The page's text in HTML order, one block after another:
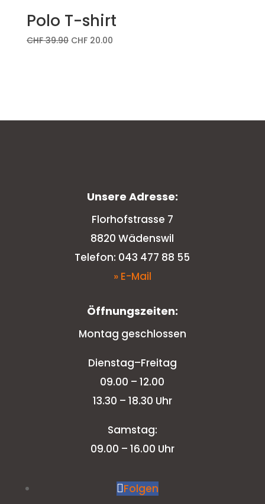
Polo T-shirt
CHF39.90 CHF20.00
Unsere Adresse:
Florhofstrasse 7
8820 Wädenswil
Telefon: 043 477 88 55
» E-Mail
Öffnungszeiten:
Montag geschlossen
Dienstag–Freitag
09.00 – 12.00
13.30 – 18.30 Uhr
Samstag:
09.00 – 16.00 Uhr
Folgen